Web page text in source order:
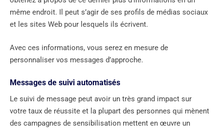
même endroit. Il peut s’agir de ses profils de médias sociaux
et les sites Web pour lesquels ils écrivent.
Avec ces informations, vous serez en mesure de
personnaliser vos messages d’approche.
Messages de suivi automatisés
Le suivi de message peut avoir un très grand impact sur
votre taux de réussite et la plupart des personnes qui mènent
des campagnes de sensibilisation mettent en œuvre un